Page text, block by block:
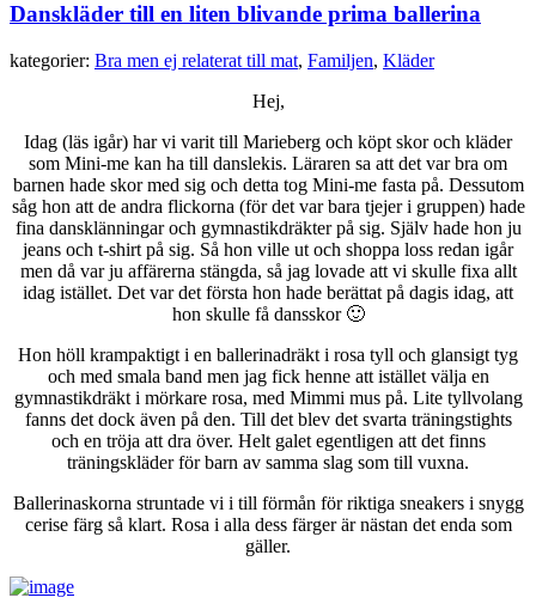
Danskläder till en liten blivande prima ballerina
kategorier: Bra men ej relaterat till mat, Familjen, Kläder
Hej,
Idag (läs igår) har vi varit till Marieberg och köpt skor och kläder
som Mini-me kan ha till danslekis. Läraren sa att det var bra om
barnen hade skor med sig och detta tog Mini-me fasta på. Dessutom
såg hon att de andra flickorna (för det var bara tjejer i gruppen) hade
fina dansklänningar och gymnastikdräkter på sig. Själv hade hon ju
jeans och t-shirt på sig. Så hon ville ut och shoppa loss redan igår
men då var ju affärerna stängda, så jag lovade att vi skulle fixa allt
idag istället. Det var det första hon hade berättat på dagis idag, att
hon skulle få dansskor 🙂
Hon höll krampaktigt i en ballerinadräkt i rosa tyll och glansigt tyg
och med smala band men jag fick henne att istället välja en
gymnastikdräkt i mörkare rosa, med Mimmi mus på. Lite tyllvolang
fanns det dock även på den. Till det blev det svarta träningstights
och en tröja att dra över. Helt galet egentligen att det finns
träningskläder för barn av samma slag som till vuxna.
Ballerinaskorna struntade vi i till förmån för riktiga sneakers i snygg
cerise färg så klart. Rosa i alla dess färger är nästan det enda som
gäller.